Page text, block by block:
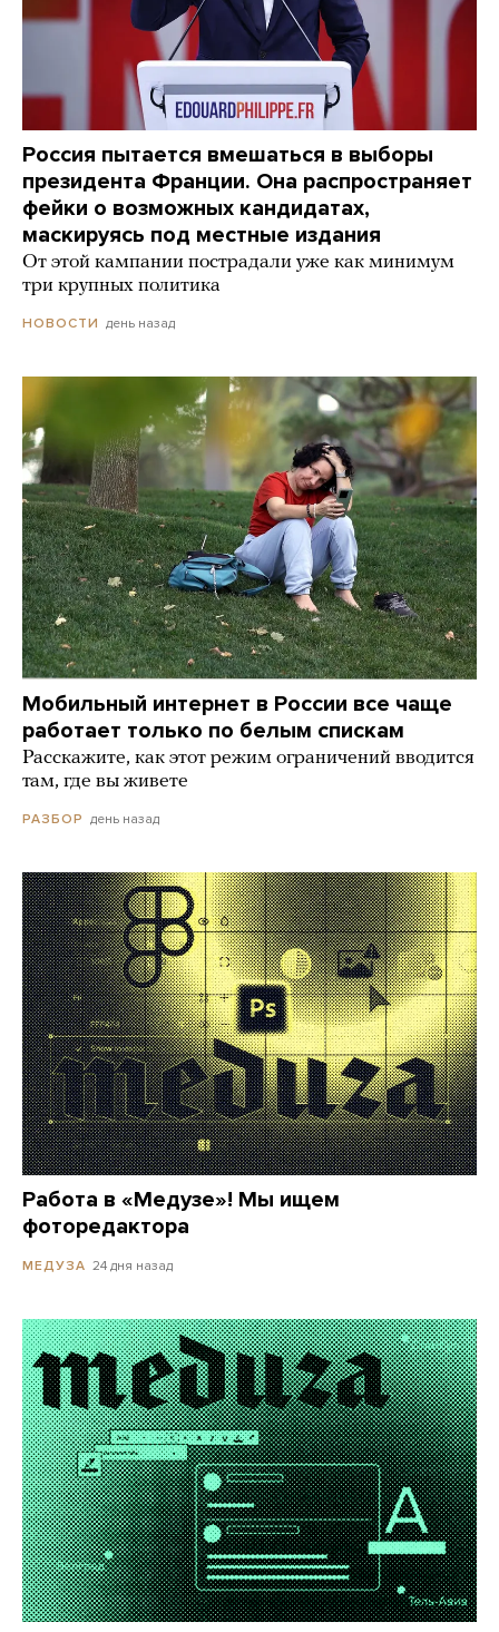
Россия пытается вмешаться в выборы
президента Франции. Она распространяет
фейки о возможных кандидатах,
маскируясь под местные издания
От этой кампании пострадали уже как минимум
три крупных политика
НОВОСТИ день назад
Мобильный интернет в России все чаще
работает только по белым спискам
Расскажите, как этот режим ограничений вводится
там, где вы живете
РАЗБОР день назад
Работа в «Медузе»! Мы ищем
фоторедактора
МЕДУЗА 24 дня назад